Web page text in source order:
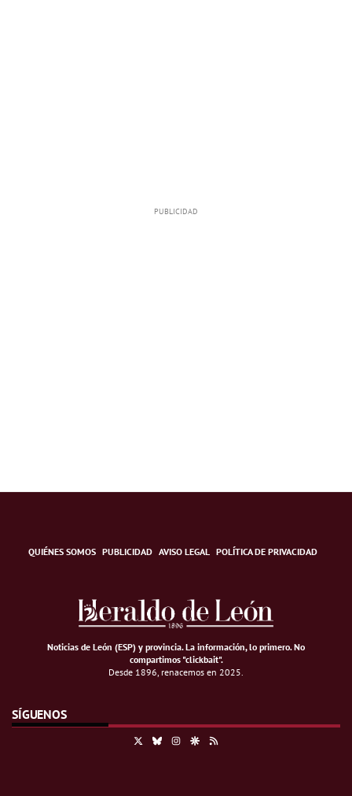
QUIÉNES SOMOS PUBLICIDAD AVISO LEGAL POLÍTICA DE PRIVACIDAD
Noticias de León (ESP) y provincia. La información, lo primero.No
compartimos "clickbait".
Desde 1896, renacemos en 2025.
SÍGUENOS
BlueskyInstagramGoogle Discover